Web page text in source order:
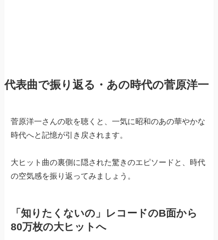
代表曲で振り返る・あの時代の菅原洋一
菅原洋一さんの歌を聴くと、一気に昭和のあの華やかな
時代へと記憶が引き戻されます。
大ヒット曲の裏側に隠された驚きのエピソードと、時代
の空気感を振り返ってみましょう。
「知りたくないの」レコードのB面から
80万枚の大ヒットへ